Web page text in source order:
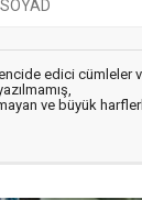
edici cümleler
ve büyük